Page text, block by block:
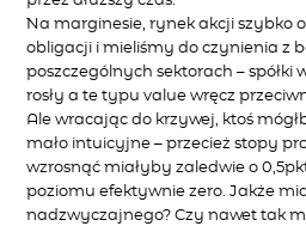
Na marginesie, rynek akcji szybko
obligacji i mieliśmy do czynienia z
poszczególnych sektorach – spółki
rosły a te typu value wręcz
Ale wracając do krzywej, ktoś
mało intuicyjne – przecież stopy
wzrosnąć miałyby zaledwie o
poziomu efektywnie zero. Jakże
nadzwyczajnego? Czy nawet tak